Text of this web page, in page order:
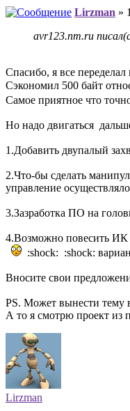
Lirzman »
avr123.nm.ru
Спасибо, я все переделал
Сэкономил 500 байт
Самое приятное что
Но надо двигаться
1.Добавить двупалый
2.Что-бы сделать
управление
3.Зазработка ПО на
4.Возможно повесить ИК
:shock: :shock:
Вносите свои
PS. Может вынести тему
А то я смотрю проект из
Lirzman